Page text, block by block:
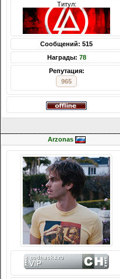
Титул:
Сообщений: 515
Награды: 78
Репутация:
965
Arzonas